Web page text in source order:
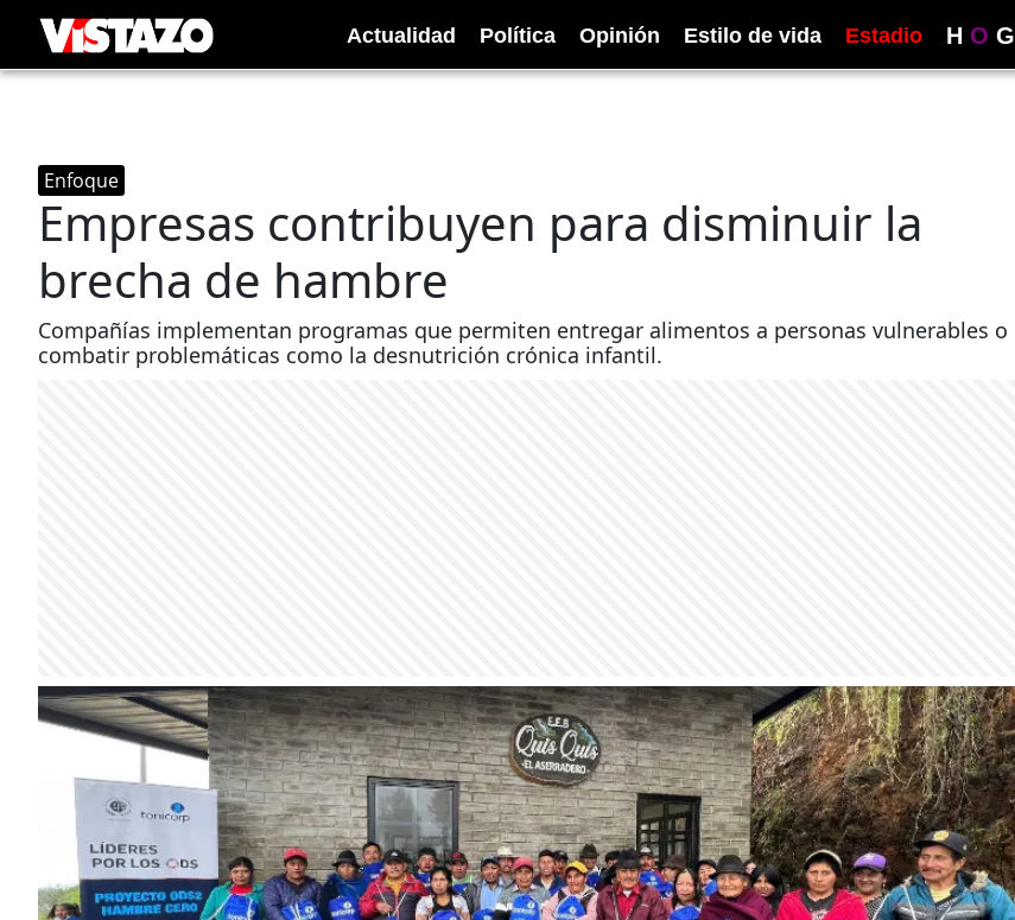
Actualidad Política Opinión Estilo de vida Estadio H O G
Enfoque
Empresas contribuyen para disminuir la
brecha de hambre
Compañías implementan programas que permiten entregar alimentos a personas vulnerables o
combatir problemáticas como la desnutrición crónica infantil.